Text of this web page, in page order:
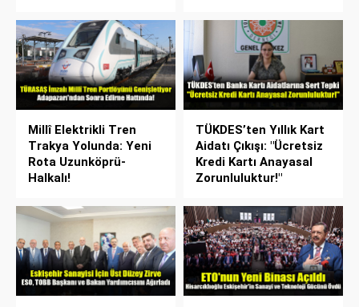
Millî Elektrikli Tren
Trakya Yolunda: Yeni
Rota Uzunköprü-
Halkalı!
TÜKDES’ten Yıllık Kart
Aidatı Çıkışı: "Ücretsiz
Kredi Kartı Anayasal
Zorunluluktur!"